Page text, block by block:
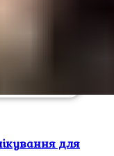
для